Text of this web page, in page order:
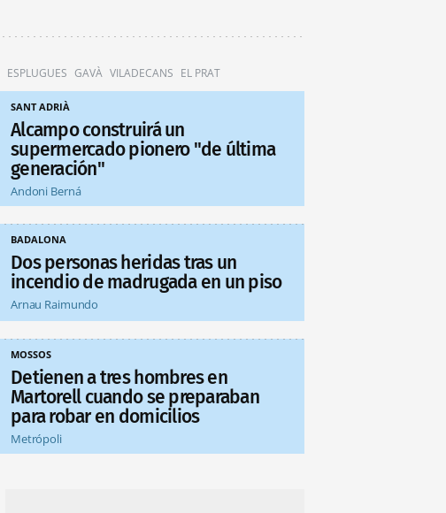
ESPLUGUES GAVÀ VILADECANS EL PRAT
SANT ADRIÀ
Alcampo construirá un
supermercado pionero "de última
generación"
Andoni Berná
BADALONA
Dos personas heridas tras un
incendio de madrugada en un piso
Arnau Raimundo
MOSSOS
Detienen a tres hombres en
Martorell cuando se preparaban
para robar en domicilios
Metrópoli